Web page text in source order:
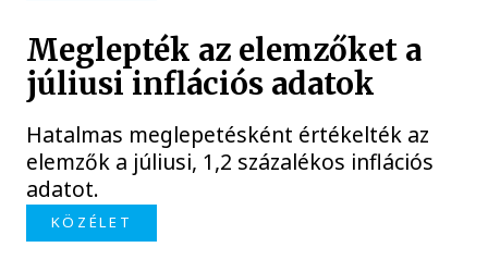
Meglepték az elemzőket a
júliusi inflációs adatok
Hatalmas meglepetésként értékelték az
elemzők a júliusi, 1,2 százalékos inflációs
adatot.
KÖZÉLET